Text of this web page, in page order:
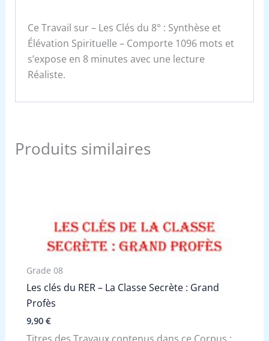
Ce Travail sur – Les Clés du 8° : Synthèse et
Élévation Spirituelle – Comporte 1096 mots et
s’expose en 8 minutes avec une lecture
Réaliste.
Produits similaires
Grade 08
Les clés du RER – La Classe Secrète : Grand
Profès
9,90 €